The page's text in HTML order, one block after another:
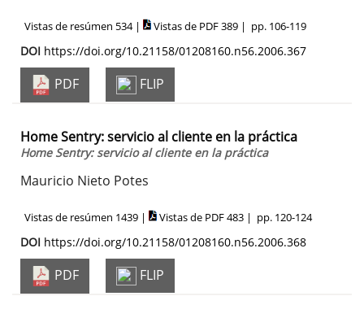
Vistas de resúmen 534 | Vistas de PDF 389 | pp. 106-119
DOI https://doi.org/10.21158/01208160.n56.2006.367
PDF FLIP
Home Sentry: servicio al cliente en la práctica
Home Sentry: servicio al cliente en la práctica
Mauricio Nieto Potes
Vistas de resúmen 1439 | Vistas de PDF 483 | pp. 120-124
DOI https://doi.org/10.21158/01208160.n56.2006.368
PDF FLIP